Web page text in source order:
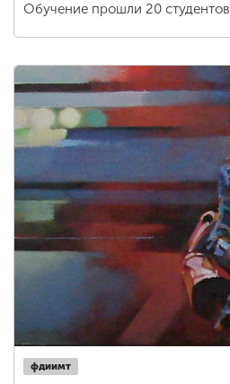
Обучение прошли 20 студентов
фдиимт